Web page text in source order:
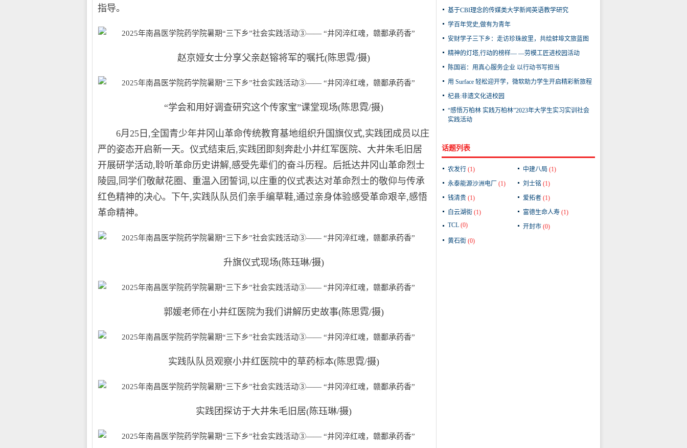
指导。
赵京娅女士分享父亲赵镕将军的嘱托(陈思霓/摄)
“学会和用好调查研究这个传家宝”课堂现场(陈思霓/摄)
6月25日,全国青少年井冈山革命传统教育基地组织升国旗仪式,实践团成员以庄
严的姿态开启新一天。仪式结束后,实践团即刻奔赴小井红军医院、大井朱毛旧居
开展研学活动,聆听革命历史讲解,感受先辈们的奋斗历程。后抵达井冈山革命烈士
陵园,同学们敬献花圈、重温入团誓词,以庄重的仪式表达对革命烈士的敬仰与传承
红色精神的决心。下午,实践队队员们亲手编草鞋,通过亲身体验感受革命艰辛,感悟
革命精神。
升旗仪式现场(陈珏琳/摄)
郭媛老师在小井红医院为我们讲解历史故事(陈思霓/摄)
实践队队员观察小井红医院中的草药标本(陈思霓/摄)
实践团探访于大井朱毛旧居(陈珏琳/摄)
基于CBI理念的传媒类大学新闻英语教学研究
学百年党史,做有为青年
安财学子三下乡：走访珍珠故里，共绘蚌埠文旅蓝图
精神的灯塔,行动的榜样— —劳模工匠进校园活动
陈国岩：用真心服务企业 以行动书写担当
用 Surface 轻松迎开学，微软助力学生开启精彩新旅程
杞县:非遗文化进校园
“感悟万柏林 实践万柏林”2023年大学生实习实训社会
实践活动
话题列表
农发行(1) 中建八局 (1)
永泰能源沙洲电厂
(1) 刘士铭 (1)
钱清贵(1) 爱拓者(1)
白云湖街(1) 富德生命人寿(1)
TCL(0) 开封市(0)
黄石街(0)